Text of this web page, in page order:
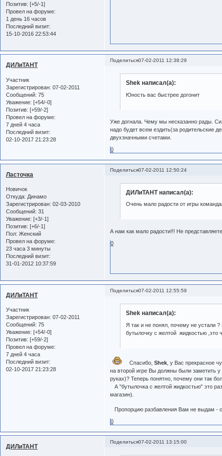
Позитив: [+5/-1]
Провел на форуме:
1 день 16 часов
Последний визит:
15-10-2016 22:53:44
Поделиться07-02-2011 12:38:29
ДИЛиТАНТ
Участник
Зарегистрирован: 07-02-2011
Сообщений: 75
Уважение: [+54/-0]
Позитив: [+59/-2]
Провел на форуме:
7 дней 4 часа
Последний визит:
02-10-2017 21:23:28
Shek написал(а):
Юность вас быстрее догонит
Уже догнала. Чему мы несказанно рады.
надо будет всем ездить(за родительские
двухзначными счетами.
0
Поделиться07-02-2011 12:50:24
Ласточка
Новичок
Откуда: Динамо
Зарегистрирован: 02-03-2010
Сообщений: 31
Уважение: [+3/-1]
Позитив: [+6/-1]
Пол: Женский
Провел на форуме:
23 часа 3 минуты
Последний визит:
31-01-2012 10:37:59
ДИЛиТАНТ написал(а):
Очень мало радости от игры
А нам как мало радости!!! Не
0
Поделиться07-02-2011 12:55:59
ДИЛиТАНТ
Участник
Зарегистрирован: 07-02-2011
Сообщений: 75
Уважение: [+54/-0]
Позитив: [+59/-2]
Провел на форуме:
7 дней 4 часа
Последний визит:
02-10-2017 21:23:28
Shek написал(а):
Я так и не понял, почему не устали
бутылочку с желтой жидкостью ,это
Спасибо,Shek , у Вас прекрасное
на второй игре Вы должны были заметить
руках)? Теперь понятно, почему они так
А "бутылочка с желтой жидкостью" это
магазин).
Пропорцию разбавления Вам не выдам -
0
Поделиться07-02-2011 13:15:00
ДИЛиТАНТ